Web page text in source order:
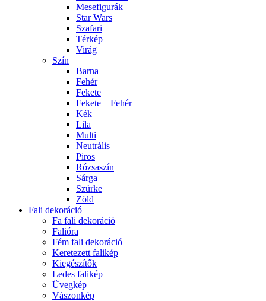
Mesefigurák
Star Wars
Szafari
Térkép
Virág
Szín
Barna
Fehér
Fekete
Fekete – Fehér
Kék
Lila
Multi
Neutrális
Piros
Rózsaszín
Sárga
Szürke
Zöld
Fali dekoráció
Fa fali dekoráció
Falióra
Fém fali dekoráció
Keretezett falikép
Kiegészítők
Ledes falikép
Üvegkép
Vászonkép